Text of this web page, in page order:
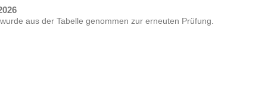
aus der Tabelle genommen zur erneuten Prüfung.